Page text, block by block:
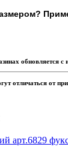
обновляется с
отличаться от